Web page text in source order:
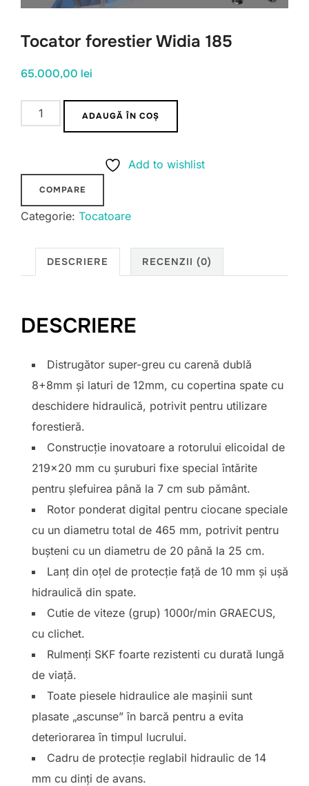
Tocator forestier Widia 185
65.000,00 lei
Cantitate
Tocator
ADAUGĂ ÎN COȘ
Add to wishlist
COMPARE
Categorie: Tocatoare
DESCRIERE RECENZII (0)
DESCRIERE
Distrugător super-greu cu carenă dublă
8+8mm și laturi de 12mm, cu copertina spate cu
deschidere hidraulică, potrivit pentru utilizare
forestieră.
Construcție inovatoare a rotorului elicoidal de
219×20 mm cu șuruburi fixe special întărite
pentru șlefuirea până la 7 cm sub pământ.
Rotor ponderat digital pentru ciocane speciale
cu un diametru total de 465 mm, potrivit pentru
bușteni cu un diametru de 20 până la 25 cm.
Lanț din oțel de protecție față de 10 mm și ușă
hidraulică din spate.
Cutie de viteze (grup) 1000r/min GRAECUS,
cu clichet.
Rulmenți SKF foarte rezistenti cu durată lungă
de viață.
Toate piesele hidraulice ale mașinii sunt
plasate „ascunse” în barcă pentru a evita
deteriorarea în timpul lucrului.
Cadru de protecție reglabil hidraulic de 14
mm cu dinți de avans.